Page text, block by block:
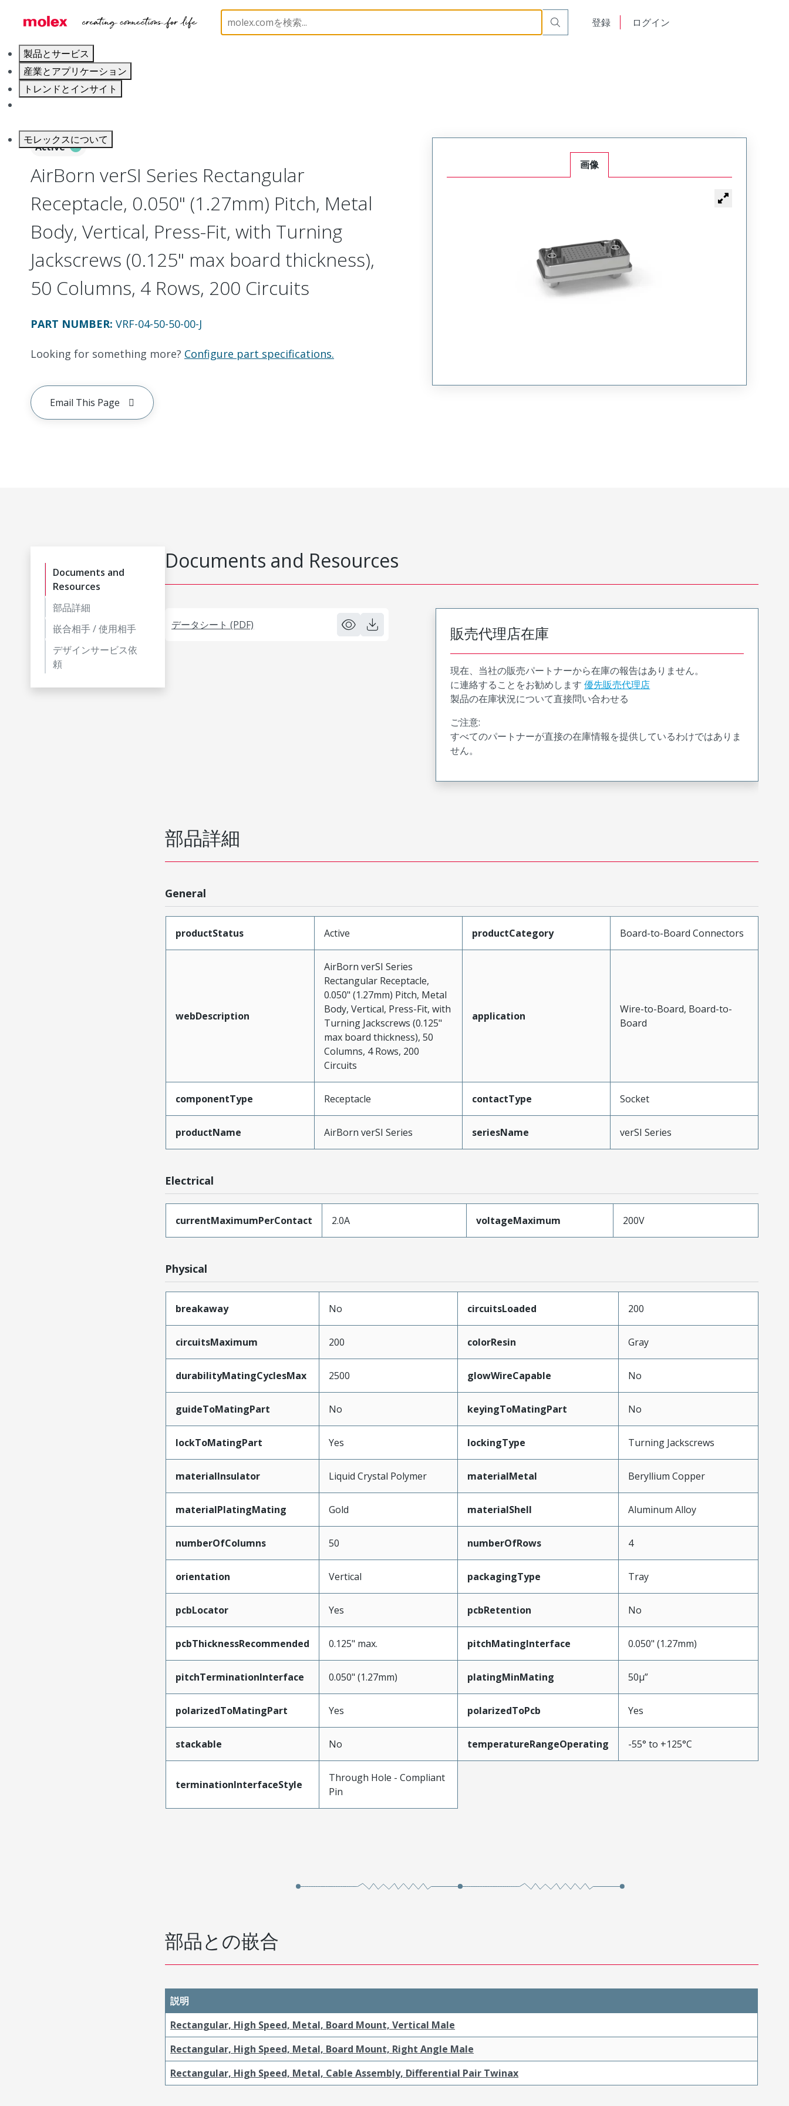
登録 ログイン
製品とサービス
産業とアプリケーション
トレンドとインサイト
モレックスについて
Board-to-Board Connectors Rectangular, High Speed, Metal, Board Mount, Vertical Female
Active
AirBorn verSI Series Rectangular
Receptacle, 0.050" (1.27mm) Pitch, Metal
Body, Vertical, Press-Fit, with Turning
Jackscrews (0.125" max board thickness),
50 Columns, 4 Rows, 200 Circuits
PART NUMBER: VRF-04-50-50-00-J
Looking for something more? Configure part specifications.
Email This Page
画像
Documents and
Resources
部品詳細
嵌合相手 / 使用相手
デザインサービス依
頼
Documents and Resources
データシート (PDF) 販売代理店在庫
現在、当社の販売パートナーから在庫の報告はありません。
に連絡することをお勧めします 優先販売代理店
製品の在庫状況について直接問い合わせる
ご注意:
すべてのパートナーが直接の在庫情報を提供しているわけではありま
せん。
部品詳細
General
productStatus Active productCategory Board-to-Board Connectors
webDescription
AirBorn verSI Series
Rectangular Receptacle,
0.050" (1.27mm) Pitch, Metal
Body, Vertical, Press-Fit, with
Turning Jackscrews (0.125"
max board thickness), 50
Columns, 4 Rows, 200
Circuits
application
Wire-to-Board, Board-to-
Board
componentType Receptacle contactType Socket
productName AirBorn verSI Series seriesName verSI Series
Electrical
currentMaximumPerContact 2.0A voltageMaximum 200V
Physical
breakaway No circuitsLoaded 200
circuitsMaximum 200 colorResin Gray
durabilityMatingCyclesMax 2500 glowWireCapable No
guideToMatingPart No keyingToMatingPart No
lockToMatingPart Yes lockingType Turning Jackscrews
materialInsulator Liquid Crystal Polymer materialMetal Beryllium Copper
materialPlatingMating Gold materialShell Aluminum Alloy
numberOfColumns 50 numberOfRows 4
orientation Vertical packagingType Tray
pcbLocator Yes pcbRetention No
pcbThicknessRecommended 0.125" max. pitchMatingInterface 0.050" (1.27mm)
pitchTerminationInterface 0.050" (1.27mm) platingMinMating 50µ”
polarizedToMatingPart Yes polarizedToPcb Yes
stackable No temperatureRangeOperating -55° to +125°C
terminationInterfaceStyle
Through Hole - Compliant
Pin
部品との嵌合
説明
Rectangular, High Speed, Metal, Board Mount, Vertical Male
Rectangular, High Speed, Metal, Board Mount, Right Angle Male
Rectangular, High Speed, Metal, Cable Assembly, Differential Pair Twinax